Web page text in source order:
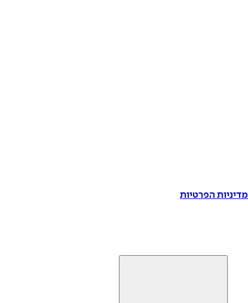
הפרטיות